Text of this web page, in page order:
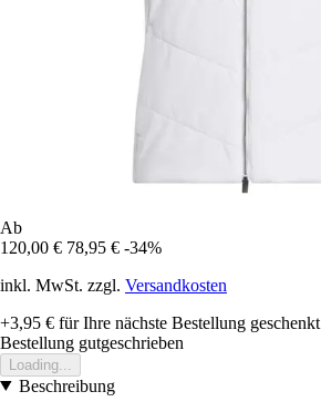
Ab
120,00 € 78,95 € -34%
inkl. MwSt. zzgl. Versandkosten
+3,95 € für Ihre nächste Bestellung geschenkt
Bestellung gutgeschrieben
Loading...
Beschreibung